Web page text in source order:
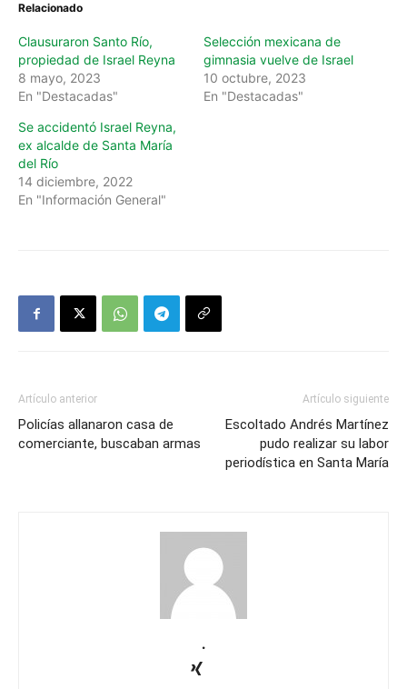
Relacionado
Clausuraron Santo Río,
propiedad de Israel Reyna
8 mayo, 2023
En "Destacadas"
Selección mexicana de
gimnasia vuelve de Israel
10 octubre, 2023
En "Destacadas"
Se accidentó Israel Reyna,
ex alcalde de Santa María
del Río
14 diciembre, 2022
En "Información General"
Artículo anterior
Policías allanaron casa de
comerciante, buscaban armas
Artículo siguiente
Escoltado Andrés Martínez
pudo realizar su labor
periodística en Santa María
.